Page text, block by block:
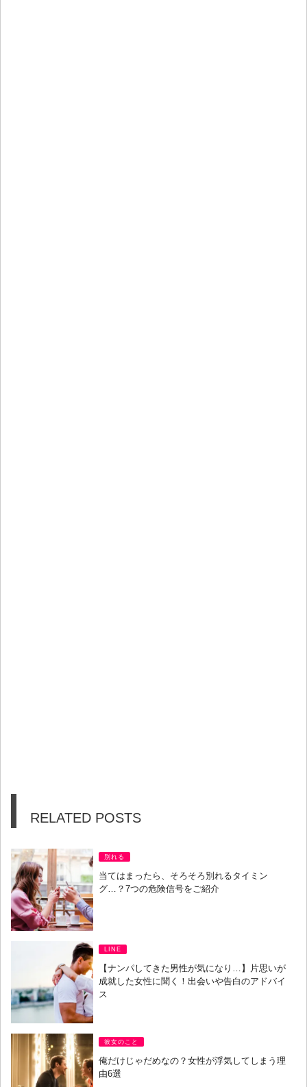
RELATED POSTS
別れる
当てはまったら、そろそろ別れるタイミン
グ…？7つの危険信号をご紹介
LINE
【ナンパしてきた男性が気になり…】片思いが
成就した女性に聞く！出会いや告白のアドバイ
ス
彼女のこと
俺だけじゃだめなの？女性が浮気してしまう理
由6選